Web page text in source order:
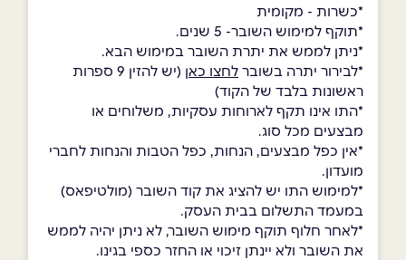
*כשרות - מקומית
*תוקף למימוש השובר- 5 שנים.
*ניתן לממש את יתרת השובר במימוש הבא.
*לבירור יתרה בשובר לחצו כאן
(יש להזין 9 ספרות
ראשונות בלבד של הקוד)
*התו אינו תקף לארוחות עסקיות, משלוחים או
מבצעים מכל סוג.
*אין כפל מבצעים, הנחות, כפל הטבות והנחות לחברי
מועדון.
*למימוש התו יש להציג את קוד השובר (מולטיפאס)
במעמד התשלום בבית העסק.
*לאחר חלוף תוקף מימוש השובר, לא ניתן יהיה לממש
את השובר ולא יינתן זיכוי או החזר כספי בגינו.